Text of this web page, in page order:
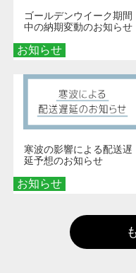
お知らせ
ゴールデンウイーク期間
中の納期変動のお知らせ
お知らせ
寒波の影響による配送遅
延予想のお知らせ